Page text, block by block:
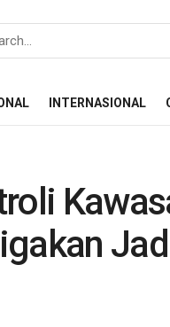
INTERNASIONAL